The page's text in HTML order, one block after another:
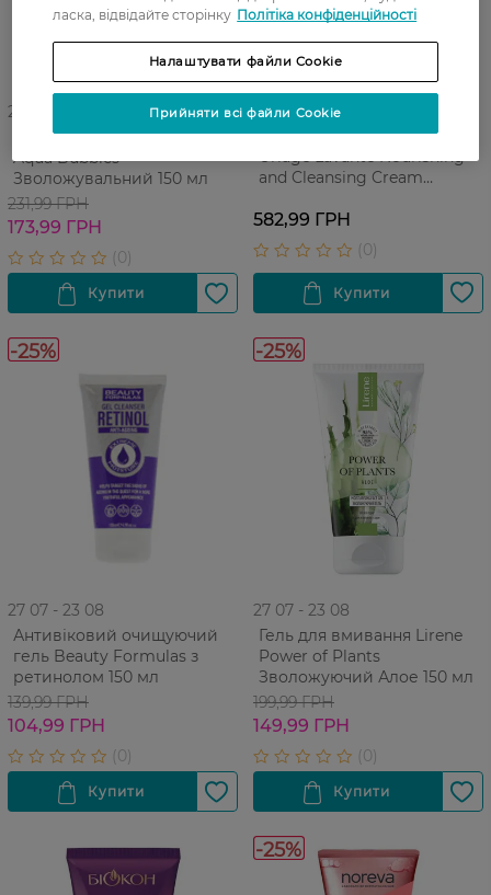
27 07 - 23 08
Гель для вмивання Lirene
Aqua Bubbles
Зволожувальний 150 мл
231,99 ГРН
173,99 ГРН
Крем для обличчя та тіла
and Cleansing Cream
582,99 ГРН
-25%
27 07 - 23 08
Антивіковий очищуючий
гель Beauty Formulas з
ретинолом 150 мл
139,99 ГРН
104,99 ГРН
-25%
27 07 - 23 08
Гель для вмивання Lirene
Power of Plants
Зволожуючий Алое 150 мл
199,99 ГРН
149,99 ГРН
-25%
ласка, відвідайте сторінку Політіка конфіденційності
Налаштувати файли Cookie
Прийняти всі файли Cookie